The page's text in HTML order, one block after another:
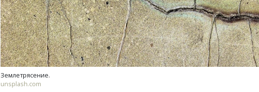
Землетрясение.
unsplash.com
Архитектурный код начинается с
земли. Мощение крупноформатными
стандартом благоустройства
Смелость архитектурных
Генеральный директор